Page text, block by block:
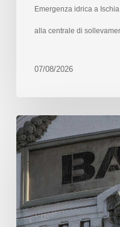
Emergenza idrica a
alla centrale di
07/08/2026